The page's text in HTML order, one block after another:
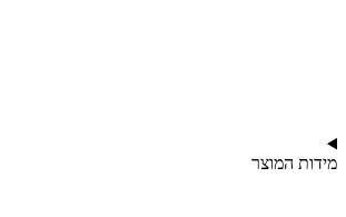
מידות המוצר